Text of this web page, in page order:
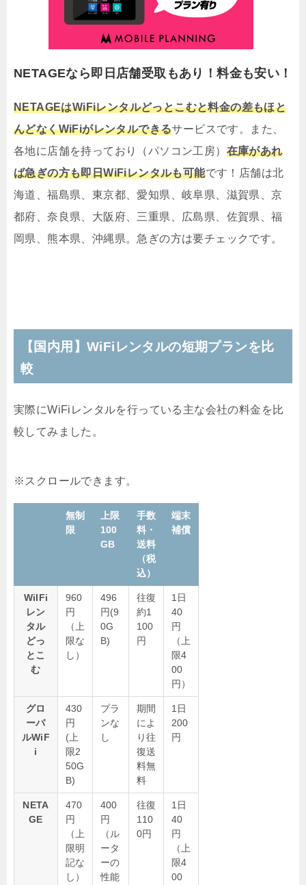
NETAGEなら即日店舗受取もあり！料金も安い！
NETAGEはWiFiレンタルどっとこむと料金の差もほと
んどなくWiFiがレンタルできるサービスです。また、
各地に店舗を持っており（パソコン工房） 在庫があれ
ば急ぎの方も即日WiFiレンタルも可能です！店舗は北
海道、福島県、東京都、愛知県、岐阜県、滋賀県、京
都府、奈良県、大阪府、三重県、広島県、佐賀県、福
岡県、熊本県、沖縄県。急ぎの方は要チェックです。
【国内用】WiFiレンタルの短期プランを比
較
実際にWiFiレンタルを行っている主な会社の料金を比
較してみました。
無制
限
上限
100
GB
手数
料・
送料
（税
込）
端末
補償
WiIFi
レン
タル
どっ
とこ
む
960
円
（上
限な
し）
496
円(9
0G
B)
往復
約1
100
円
1日
40
円
（上
限4
00
円）
グロ
ーバ
ルWiF
i
430
円
(上
限2
50G
B)
プラ
ンな
し
期間
によ
り往
復送
料無
料
1日
200
円
NETA
GE
470
円
（上
限明
記な
し）
400
円
（ル
ータ
ーの
性能
往復
110
0円
1日
40
円
（上
限4
00